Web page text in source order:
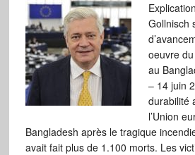
Gollnisch
oeuvre
au
– 14 juin
durabilité
l’Union
Bangladesh après le tragique
avait fait plus de 1.100 morts. Les